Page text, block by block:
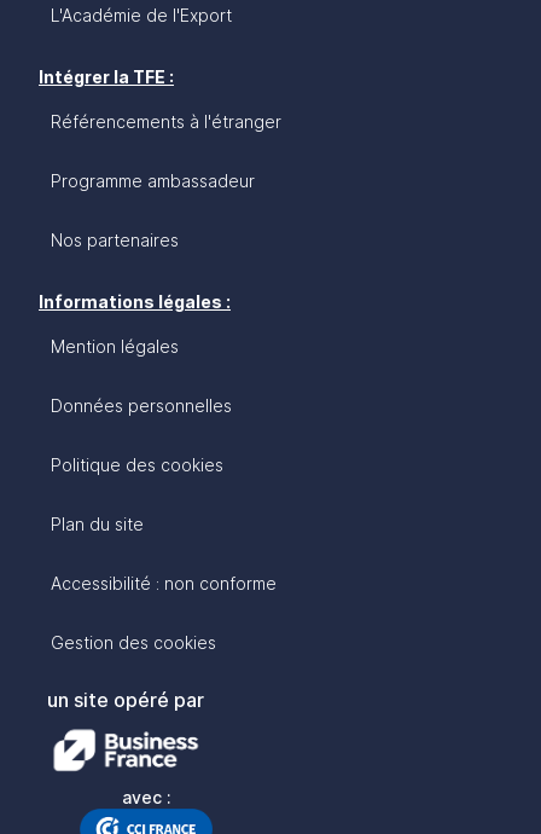
L'Académie de l'Export
Intégrer la TFE :
Référencements à l'étranger
Programme ambassadeur
Nos partenaires
Informations légales :
Mention légales
Données personnelles
Politique des cookies
Plan du site
Accessibilité : non conforme
Gestion des cookies
un site opéré par
avec :